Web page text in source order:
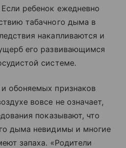
Если ребенок ежедневно
табачного дыма в
накапливаются и
его развивающимся
системе.
обоняемых признаков
вовсе не означает,
показывают, что
дыма невидимы и многие
запаха. «Родители